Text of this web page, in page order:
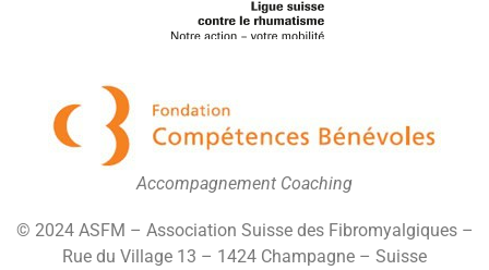
Accompagnement Coaching
© 2024 ASFM – Association Suisse des Fibromyalgiques –
Rue du Village 13 – 1424 Champagne – Suisse